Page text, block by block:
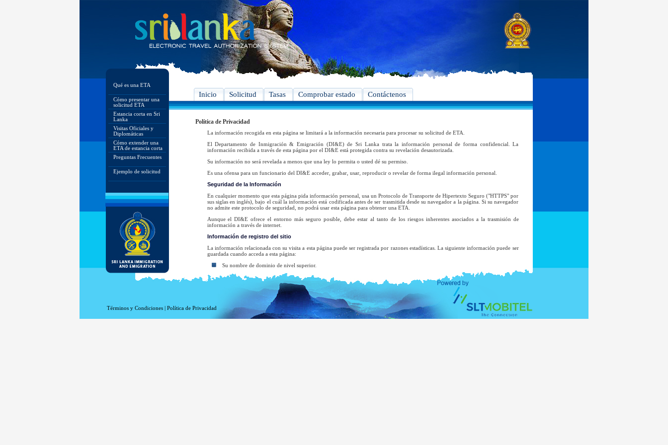
Qué es una ETA
Cómo presentar una
solicitud ETA
Estancia corta en Sri
Lanka
Visitas Oficiales y
Diplomáticas
Cómo extender una
ETA de estancia corta
Preguntas Frecuentes
Ejemplo de solicitud
Inicio Solicitud Tasas Comprobar estado Contáctenos
Política de Privacidad
La información recogida en esta página se limitará a la información necesaria para procesar su solicitud de ETA.
El Departamento de Inmigración & Emigración (DI&E) de Sri Lanka trata la información personal de forma confidencial. La
información recibida a través de esta página por el DI&E está protegida contra su revelación desautorizada.
Su información no será revelada a menos que una ley lo permita o usted dé su permiso.
Es una ofensa para un funcionario del DI&E acceder, grabar, usar, reproducir o revelar de forma ilegal información personal.
Seguridad de la Información
En cualquier momento que esta página pida información personal, usa un Protocolo de Transporte de Hipertexto Seguro ("HTTPS" por
sus siglas en inglés), bajo el cuál la información está codificada antes de ser trasmitida desde su navegador a la página. Si su navegador
no admite este protocolo de seguridad, no podrá usar esta página para obtener una ETA.
Aunque el DI&E ofrece el entorno más seguro posible, debe estar al tanto de los riesgos inherentes asociados a la trasmisión de
información a través de internet.
Información de registro del sitio
La información relacionada con su visita a esta página puede ser registrada por razones estadísticas. La siguiente información puede ser
guardada cuando acceda a esta página:
Su nombre de dominio de nivel superior.
La dirección de su servidor.
La fecha y hora de la visita a la página.
Las páginas a las que accede.
La página a la que accedió previamente.
Términos y Condiciones | Política de Privacidad